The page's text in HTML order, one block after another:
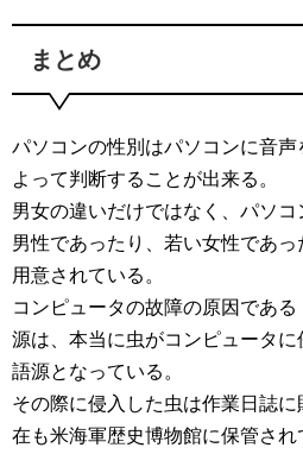
まとめ
パソコンの性別はパソコンに音
よって判断することが出来る。
男女の違いだけではなく、パソ
男性であったり、若い女性であ
用意されている。
コンピュータの故障の原因であ
源は、本当に虫がコンピュータ
語源となっている。
その際に侵入した虫は作業日誌
在も米海軍歴史博物館に保管され